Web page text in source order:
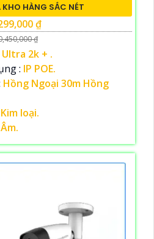
KHO HÀNG SẮC NÉT
₫
₫
Ultra 2k + .
: IP POE.
Hồng Ngoại 30m Hồng
loại.